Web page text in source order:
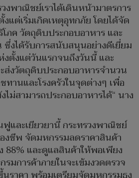
งพาณิชย์เราได้เดินหน้ามาตรการ
งแต่เริ่มเกิดเหตุอุทกภัย โดยได้จัด
ภค วัตถุดิบประกอบอาหาร และ
งได้รับการสนับสนุนอย่างดีเยี่ยม
งตั้งแต่วันแรกจนถึงวันนี้ และ
ส่งวัตถุดิบประกอบอาหารจำนวน
ทานและโรงครัวในจุดต่างๆ เพื่อ
ไม่สามารถประกอบอาหารได้“ นาง
และเยียวยานี้ กระทรวงพาณิชย์
งชีพ จัดมหกรรมลดราคาสินค้า
88% และดูแลสินค้าให้พอเพียง
มการค้าภายในจะเข้มงวดตรวจ